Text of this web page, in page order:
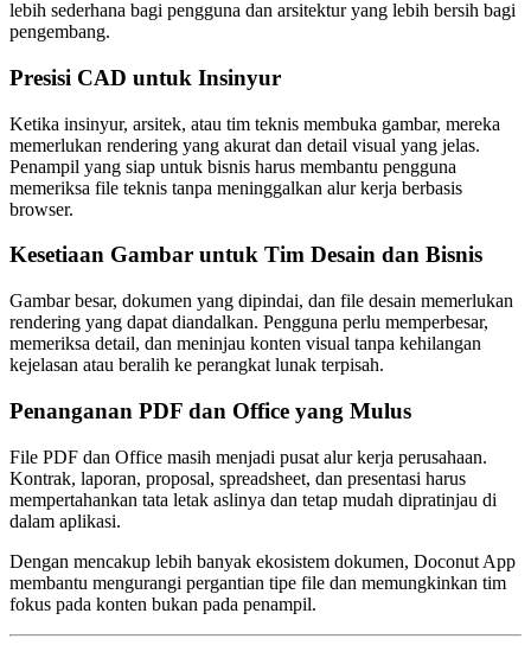
lebih sederhana bagi pengguna dan arsitektur yang lebih bersih bagi
pengembang.
Presisi CAD untuk Insinyur
Ketika insinyur, arsitek, atau tim teknis membuka gambar, mereka
memerlukan rendering yang akurat dan detail visual yang jelas.
Penampil yang siap untuk bisnis harus membantu pengguna
memeriksa file teknis tanpa meninggalkan alur kerja berbasis
browser.
Kesetiaan Gambar untuk Tim Desain dan Bisnis
Gambar besar, dokumen yang dipindai, dan file desain memerlukan
rendering yang dapat diandalkan. Pengguna perlu memperbesar,
memeriksa detail, dan meninjau konten visual tanpa kehilangan
kejelasan atau beralih ke perangkat lunak terpisah.
Penanganan PDF dan Office yang Mulus
File PDF dan Office masih menjadi pusat alur kerja perusahaan.
Kontrak, laporan, proposal, spreadsheet, dan presentasi harus
mempertahankan tata letak aslinya dan tetap mudah dipratinjau di
dalam aplikasi.
Dengan mencakup lebih banyak ekosistem dokumen, Doconut App
membantu mengurangi pergantian tipe file dan memungkinkan tim
fokus pada konten bukan pada penampil.